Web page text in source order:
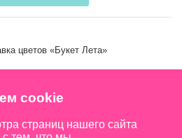
цветов«Букет Лета»
cookie
страниц нашего сайта